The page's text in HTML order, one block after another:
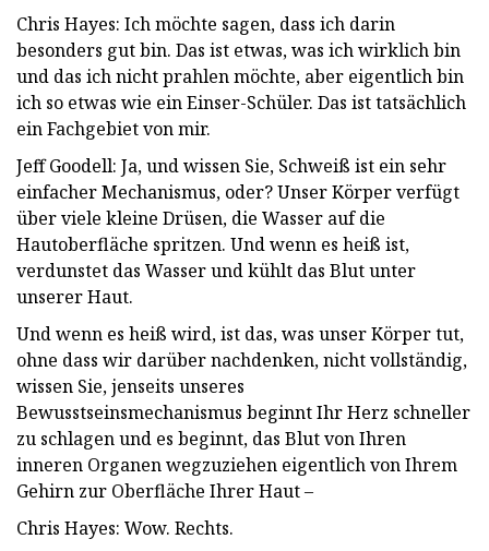
Chris Hayes: Ich möchte sagen, dass ich darin
besonders gut bin. Das ist etwas, was ich wirklich bin
und das ich nicht prahlen möchte, aber eigentlich bin
ich so etwas wie ein Einser-Schüler. Das ist tatsächlich
ein Fachgebiet von mir.
Jeff Goodell: Ja, und wissen Sie, Schweiß ist ein sehr
einfacher Mechanismus, oder? Unser Körper verfügt
über viele kleine Drüsen, die Wasser auf die
Hautoberfläche spritzen. Und wenn es heiß ist,
verdunstet das Wasser und kühlt das Blut unter
unserer Haut.
Und wenn es heiß wird, ist das, was unser Körper tut,
ohne dass wir darüber nachdenken, nicht vollständig,
wissen Sie, jenseits unseres
Bewusstseinsmechanismus beginnt Ihr Herz schneller
zu schlagen und es beginnt, das Blut von Ihren
inneren Organen wegzuziehen eigentlich von Ihrem
Gehirn zur Oberfläche Ihrer Haut –
Chris Hayes: Wow. Rechts.